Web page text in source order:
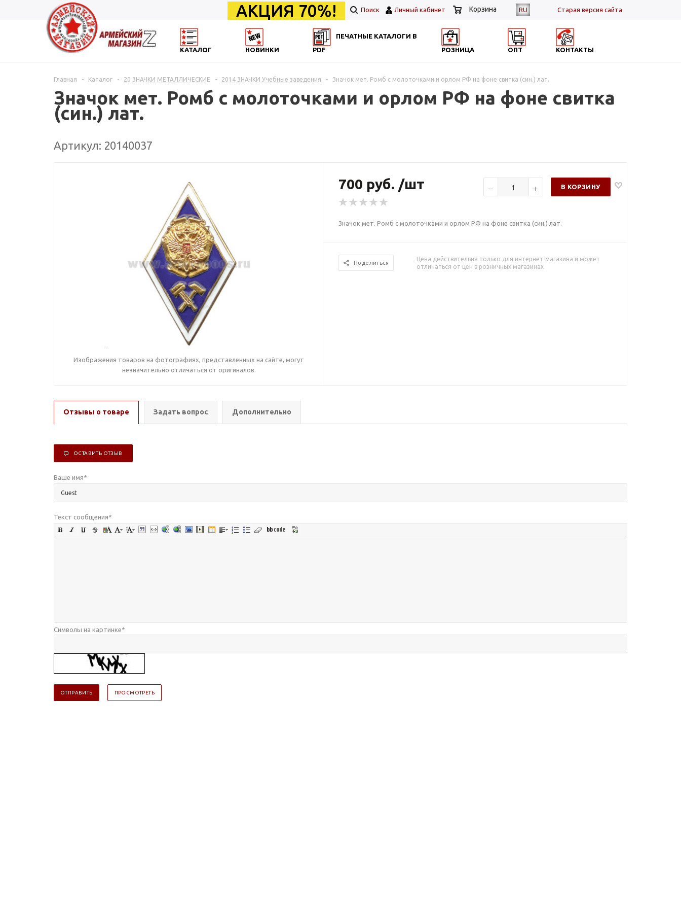
RU Cтарая версия сайта
АКЦИЯ 70%! Поиск Личный кабинет Корзина
КАТАЛОГ НОВИНКИ
ПЕЧАТНЫЕ КАТАЛОГИ В
PDF
РОЗНИЦА ОПТ КОНТАКТЫ
Главная - Каталог - 20 ЗНАЧКИ МЕТАЛЛИЧЕСКИЕ - 2014 ЗНАЧКИ Учебные заведения - Значок мет. Ромб с молоточками и орлом РФ на фоне свитка (син.) лат.
Значок мет. Ромб с молоточками и орлом РФ на фоне свитка
(син.) лат.
Артикул: 20140037
Изображения товаров на фотографиях, представленных на сайте, могут
незначительно отличаться от оригиналов.
700 руб. /шт В КОРЗИНУ
Значок мет. Ромб с молоточками и орлом РФ на фоне свитка (син.) лат.
Поделиться
Цена действительна только для интернет-магазина и может
отличаться от цен в розничных магазинах
Отзывы о товаре Задать вопрос Дополнительно
ОСТАВИТЬ ОТЗЫВ
Ваше имя*
Текст сообщения*
Символы на картинке*